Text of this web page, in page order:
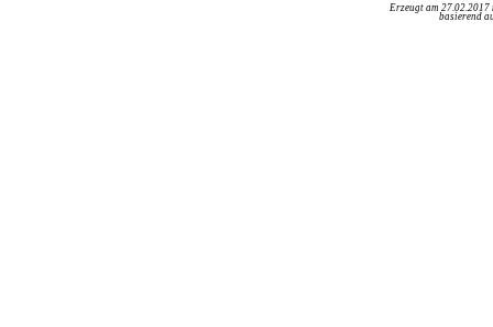
Erzeugt am
basierend